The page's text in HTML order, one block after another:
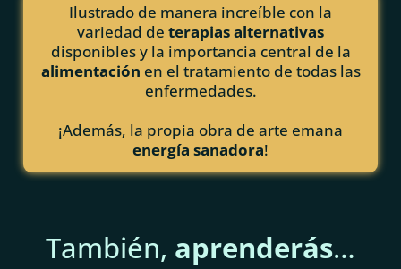
Ilustrado de manera increíble con la
variedad de terapias alternativas
disponibles y la importancia central de la
alimentación en el tratamiento de todas las
enfermedades.
¡Además, la propia obra de arte emana
energía sanadora!
También, aprenderás…